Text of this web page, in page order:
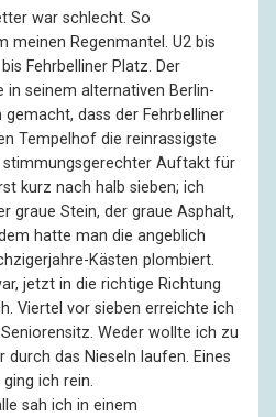
war schlecht. So
meinen Regenmantel. U2 bis
Fehrbelliner Platz. Der
seinem alternativen Berlin-
dass der Fehrbelliner
Tempelhof die reinrassigste
Auftakt für
kurz nach halb sieben; ich
graue Stein, der graue Asphalt,
hatte man die angeblich
Kästen plombiert.
jetzt in die richtige Richtung
Viertel vor sieben erreichte ich
Weder wollte ich zu
das Nieseln laufen. Eines
ich rein.
sah ich in einem